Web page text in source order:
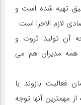
تهیه شده است و
لازم الاجرا است.
آن تولید ثروت و
همه مدیران هم می
فعالیت بازوند با
مهمترین آنها توجه